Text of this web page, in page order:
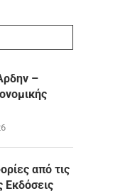
–
από τις
Εκδόσεις